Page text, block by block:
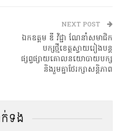
NEXT POST
ឯកឧត្តម ឌី វិជ្ជា ណែនាំសមាជិក
បក្សថ្មីខេត្តស្វាយរៀងបន្ត
ផ្សព្វផ្សាយគោលនយោបាយបក្ស
និងរួមគ្នាថែរក្សាសន្តិភាព
ទង